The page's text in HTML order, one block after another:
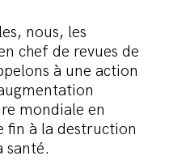
nous, les
chef de revues de
à une action
mondiale en
fin à la destruction
santé.